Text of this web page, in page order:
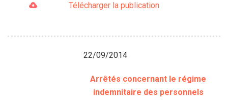
Télécharger la publication
22/09/2014
Arrêtés concernant le régime
indemnitaire des personnels